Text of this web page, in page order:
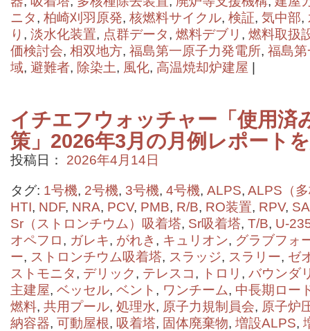
ニタ, 柏崎刈羽原発, 核燃料サイクル, 検証, 気中部,
り , 淡水化装置, 点群データ, 燃料デブリ , 燃料取扱
価検討会, 相双地方, 福島第一原子力発電所, 福島
域, 避難者, 除染土, 風化, 高温焼却炉建屋
イチエフウォッチャー「使用済
策」2026年3月の月例レポート
投稿日： 2026年4月14日
タグ: 1号機, 2号機, 3号機, 4号機, ALPS, ALPS（
HTI, NDF, NRA, PCV, PMB, R/B, RO装置, RPV, SA
Sr（ストロンチウム）吸着塔, Sr吸着塔, T/B, U-
オペフロ, ガレキ, がれき , キュリオン, グラブフォ
ー, ストロンチウム吸着塔, スラッジ, スラリー, ゼ
ストモニタ, デリック, テレスコ, トロリ , バウンダ
主建屋, ベッセル, ベント , ワンチーム, 中長期ロー
燃料, 共用プール, 処理水, 原子力規制員会, 原子炉
納容器, 可動屋根, 吸着塔, 固体廃棄物, 増設ALPS,